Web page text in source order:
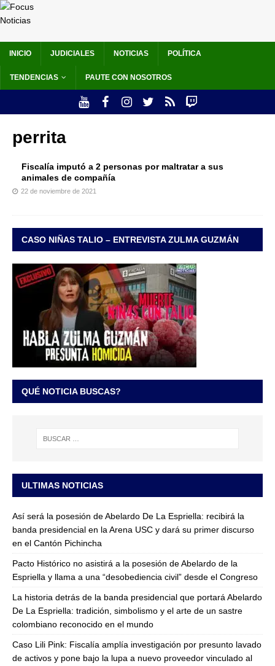
INICIO JUDICIALES NOTICIAS POLÍTICA
TENDENCIAS PAUTE CON NOSOTROS
perrita
Fiscalía imputó a 2 personas por maltratar a sus
animales de compañía
22 de noviembre de 2021
CASO NIÑAS TALIO – ENTREVISTA ZULMA GUZMÁN
QUÉ NOTICIA BUSCAS?
ULTIMAS NOTICIAS
Así será la posesión de Abelardo De La Espriella: recibirá la
banda presidencial en la Arena USC y dará su primer discurso
en el Cantón Pichincha
Pacto Histórico no asistirá a la posesión de Abelardo de la
Espriella y llama a una “desobediencia civil” desde el Congreso
La historia detrás de la banda presidencial que portará Abelardo
De La Espriella: tradición, simbolismo y el arte de un sastre
colombiano reconocido en el mundo
Caso Lili Pink: Fiscalía amplía investigación por presunto lavado
de activos y pone bajo la lupa a nuevo proveedor vinculado al